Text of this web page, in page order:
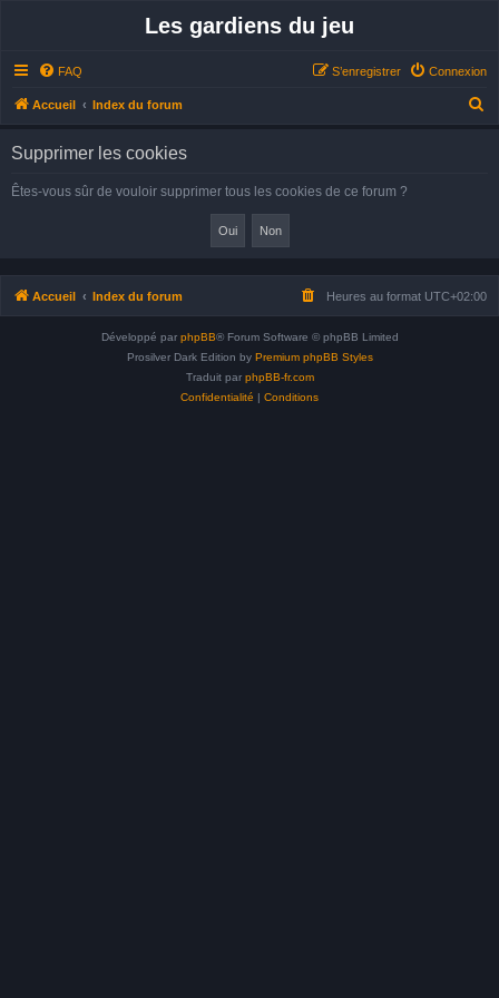
Les gardiens du jeu
FAQ Connexion
S’enregistrer
Accueil Index du forum
e
Supprimer les cookies
Êtes-vous sûr de vouloir supprimer tous les cookies de ce forum ?
Accueil Index du forum Heures au format UTC+02:00
Développé par phpBB® Forum Software © phpBB Limited
Prosilver Dark Edition by Premium phpBB Styles
Traduit par phpBB-fr.com
Confidentialité | Conditions